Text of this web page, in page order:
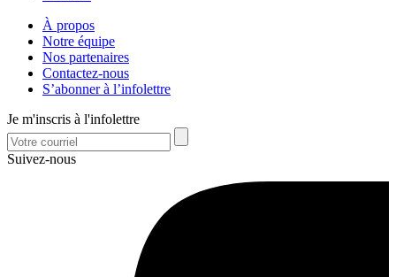
À propos
Notre équipe
Nos partenaires
Contactez-nous
S’abonner à l’infolettre
Je m'inscris à l'infolettre
Suivez-nous